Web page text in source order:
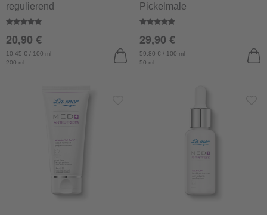
Durchschnittliche Bewertung von 5 von 5 Sternen
regulierend
200 ml
10,45 € / 100 ml
20,90 €
Durchschnittliche Bewertung
Pickelmale
50 ml
59,80 € / 100 ml
29,90 €